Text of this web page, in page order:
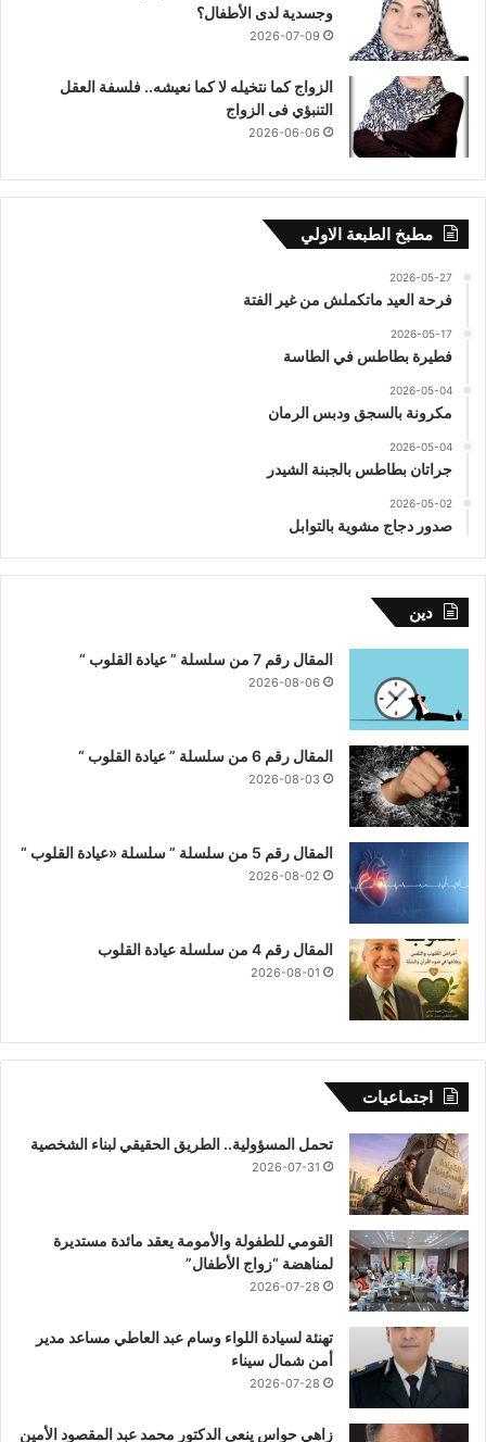
وجسدية لدى الأطفال؟
2026-07-09
الزواج كما نتخيله لا كما نعيشه.. فلسفة العقل
التنبؤي فى الزواج
2026-06-06
مطبخ الطبعة الاولي
2026-05-27
فرحة العيد ماتكملش من غير الفتة
2026-05-17
فطيرة بطاطس في الطاسة
2026-05-04
مكرونة بالسجق ودبس الرمان
2026-05-04
جراتان بطاطس بالجبنة الشيدر
2026-05-02
صدور دجاج مشوية بالتوابل
دين
المقال رقم 7 من سلسلة ” عيادة القلوب “
2026-08-06
المقال رقم 6 من سلسلة ” عيادة القلوب “
2026-08-03
المقال رقم 5 من سلسلة ” سلسلة «عيادة القلوب “
2026-08-02
المقال رقم 4 من سلسلة عيادة القلوب
2026-08-01
اجتماعيات
تحمل المسؤولية.. الطريق الحقيقي لبناء الشخصية
2026-07-31
القومي للطفولة والأمومة يعقد مائدة مستديرة
لمناهضة “زواج الأطفال”
2026-07-28
تهنئة لسيادة اللواء وسام عبد العاطي مساعد مدير
أمن شمال سيناء
2026-07-28
زاهي حواس ينعى الدكتور محمد عبد المقصود الأمين